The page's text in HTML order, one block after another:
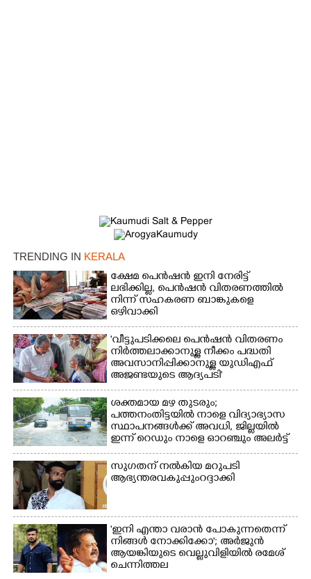
TRENDING IN KERALA
ക്ഷേമ പെൻഷൻ ഇനി നേരിട്ട്
ലഭിക്കില്ല,​ പെൻഷൻ വിതരണത്തിൽ
നിന്ന് സഹകരണ ബാങ്കുകളെ
ഒഴിവാക്കി
'വീട്ടുപടിക്കലെ പെൻഷൻ വിതരണം
നിർത്തലാക്കാനുള്ള നീക്കം പദ്ധതി
അവസാനിപ്പിക്കാനുള്ള യുഡിഎഫ്
അജണ്ടയുടെ ആദ്യപടി'
ശക്തമായ മഴ തുടരും;
പത്തനംതിട്ടയിൽ നാളെ വിദ്യാഭ്യാസ
സ്ഥാപനങ്ങൾക്ക് അവധി,​ ജില്ലയിൽ
ഇന്ന് റെ‌ഡും നാളെ ഓറഞ്ചും അലർട്ട്
സുഗതന് നൽകിയ മറുപടി
ആഭ്യന്തരവകുപ്പും റദ്ദാക്കി
'ഇനി എന്താ വരാൻ പോകുന്നതെന്ന്
നിങ്ങൾ നോക്കിക്കോ'; അർജുൻ
ആയങ്കിയുടെ വെല്ലുവിളിയിൽ രമേശ്
ചെന്നിത്തല